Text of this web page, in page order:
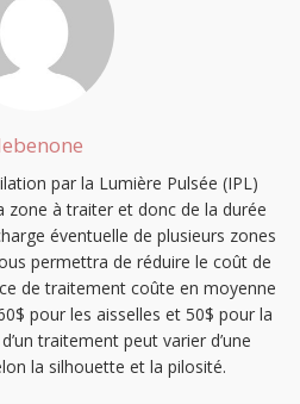
par la Lumière Pulsée (IPL)
zone à traiter et donc de la durée
éventuelle de plusieurs zones
permettra de réduire le coût de
de traitement coûte en moyenne
pour les aisselles et 50$ pour la
traitement peut varier d’une
la silhouette et la pilosité.